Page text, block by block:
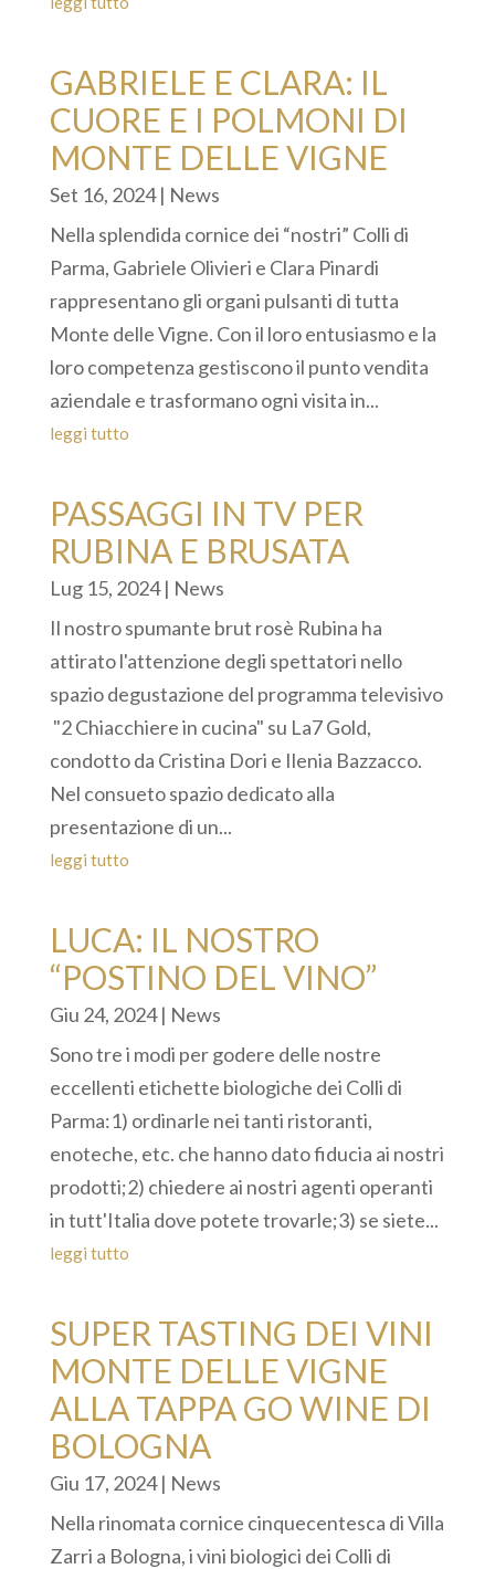
GABRIELE E CLARA: IL
CUORE E I POLMONI DI
MONTE DELLE VIGNE
Set 16, 2024| News
Nella splendida cornice dei “nostri” Colli di
Parma, Gabriele Olivieri e Clara Pinardi
rappresentano gli organi pulsanti di tutta
Monte delle Vigne. Con il loro entusiasmo e la
loro competenza gestiscono il punto vendita
aziendale e trasformano ogni visita in...
leggi tutto
PASSAGGI IN TV PER
RUBINA E BRUSATA
Lug 15, 2024| News
Il nostro spumante brut rosè Rubina ha
attirato l'attenzione degli spettatori nello
spazio degustazione del programma televisivo
"2 Chiacchiere in cucina" su La7 Gold,
condotto da Cristina Dori e Ilenia Bazzacco.
Nel consueto spazio dedicato alla
presentazione di un...
leggi tutto
LUCA: IL NOSTRO
“POSTINO DEL VINO”
Giu 24, 2024| News
Sono tre i modi per godere delle nostre
eccellenti etichette biologiche dei Colli di
Parma:1) ordinarle nei tanti ristoranti,
enoteche, etc. che hanno dato fiducia ai nostri
prodotti;2) chiedere ai nostri agenti operanti
in tutt'Italia dove potete trovarle;3) se siete...
leggi tutto
SUPER TASTING DEI VINI
MONTE DELLE VIGNE
ALLA TAPPA GO WINE DI
BOLOGNA
Giu 17, 2024| News
Nella rinomata cornice cinquecentesca di Villa
Zarri a Bologna, i vini biologici dei Colli di